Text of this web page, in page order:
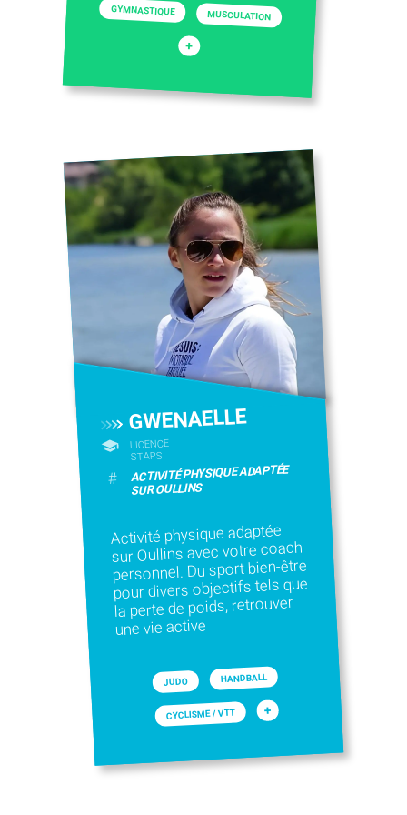
GYMNASTIQUE MUSCULATION
+
GWENAELLE
LICENCE
STAPS
# ACTIVITÉ PHYSIQUE ADAPTÉE
SUR OULLINS
Activité physique adaptée
sur Oullins avec votre coach
personnel. Du sport bien-être
pour divers objectifs tels que
la perte de poids, retrouver
une vie active
JUDO HANDBALL
CYCLISME / VTT +